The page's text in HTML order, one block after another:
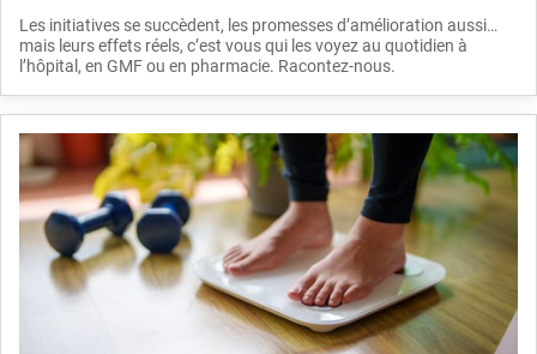
Les initiatives se succèdent, les promesses d’amélioration aussi…
mais leurs effets réels, c’est vous qui les voyez au quotidien à
l’hôpital, en GMF ou en pharmacie. Racontez-nous.